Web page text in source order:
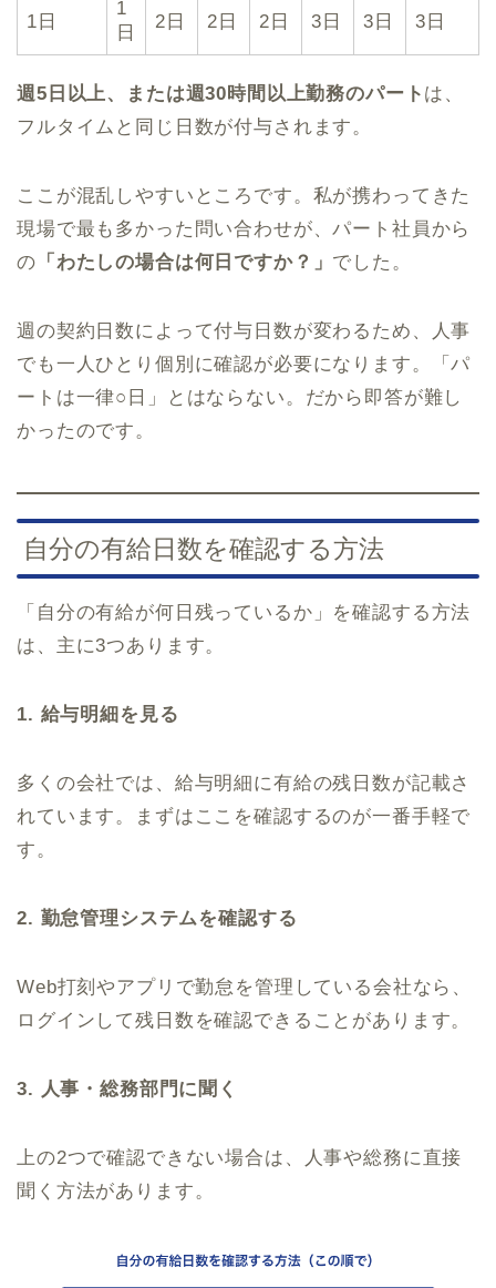
1日
1
日
2日 2日 2日 3日 3日 3日
週5日以上、または週30時間以上勤務のパート は、
フルタイムと同じ日数が付与されます。
ここが混乱しやすいところです。私が携わってきた
現場で最も多かった問い合わせが、パート社員から
の 「わたしの場合は何日ですか？」 でした。
週の契約日数によって付与日数が変わるため、人事
でも一人ひとり個別に確認が必要になります。「パ
ートは一律○日」とはならない。だから即答が難し
かったのです。
自分の有給日数を確認する方法
「自分の有給が何日残っているか」を確認する方法
は、主に3つあります。
1. 給与明細を見る
多くの会社では、給与明細に有給の残日数が記載さ
れています。まずはここを確認するのが一番手軽で
す。
2. 勤怠管理システムを確認する
Web打刻やアプリで勤怠を管理している会社なら、
ログインして残日数を確認できることがあります。
3. 人事・総務部門に聞く
上の2つで確認できない場合は、人事や総務に直接
聞く方法があります。